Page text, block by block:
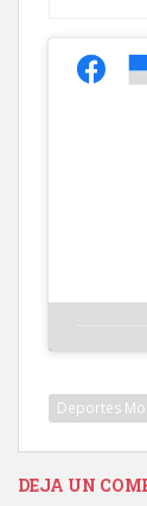
Deportes
DEJA UN